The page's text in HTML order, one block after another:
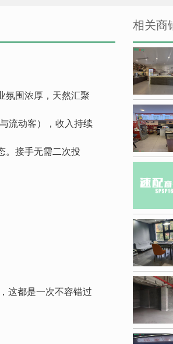
氛围浓厚，天然汇聚
流动客），收入持续
。接手无需二次投
这都是一次不容错过
相关商